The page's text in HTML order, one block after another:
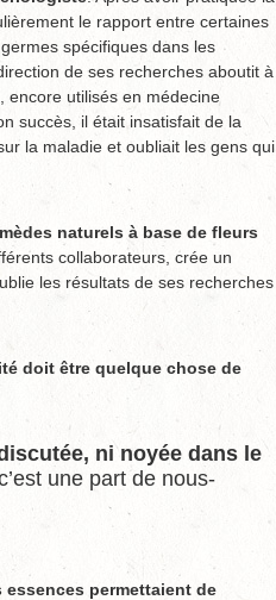
le rapport entre certaines
spécifiques dans les
de ses recherches aboutit à
, encore utilisés en médecine
succès, il était insatisfait de la
la maladie et oubliait les gens qui
naturels à base de fleurs
collaborateurs, crée un
les résultats de ses recherches
doit être quelque chose de
ni noyée dans le
une part de nous-
permettaient de